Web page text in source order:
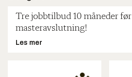
Tre jobbtilbud 10 måneder før
masteravslutning!
Les mer